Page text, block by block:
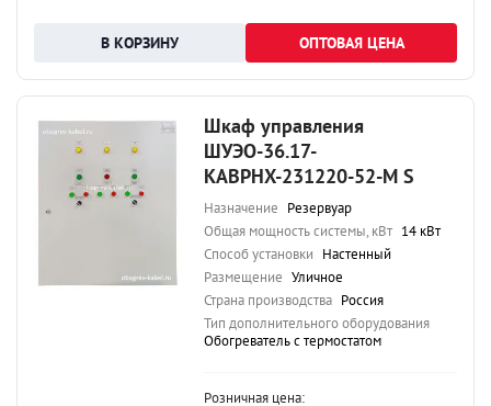
ОПТОВАЯ ЦЕНА
Шкаф управления
ШУЭО-36.17-
КАВРНХ-231220-52-М S
Назначение Резервуар
Общая мощность системы, кВт 14 кВт
Способ установки Настенный
Размещение Уличное
Страна производства Россия
Тип дополнительного оборудования
Обогреватель с термостатом
Розничная цена: